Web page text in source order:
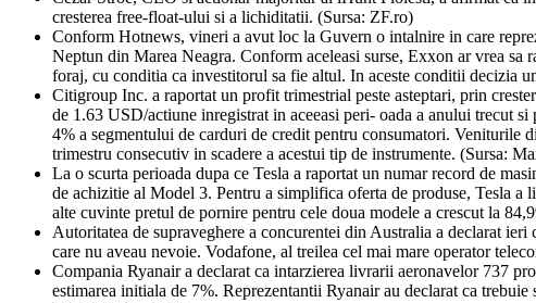
cresterea free-float-ului si a lichiditatii. (Sursa: ZF.ro)
Conform Hotnews, vineri a avut loc la Guvern o intalnire in care
Neptun din Marea Neagra. Conform aceleasi surse, Exxon ar vrea sa
foraj, cu conditia ca investitorul sa fie altul. In aceste conditii decizia
Citigroup Inc. a raportat un profit trimestrial peste asteptari, prin
de 1.63 USD/actiune inregistrat in aceeasi peri- oada a anului trecut
4% a segmentului de carduri de credit pentru consumatori. Veniturile
trimestru consecutiv in scadere a acestui tip de instrumente. (Sursa:
La o scurta perioada dupa ce Tesla a raportat un numar record de
de achizitie al Model 3. Pentru a simplifica oferta de produse, Tesla
alte cuvinte pretul de pornire pentru cele doua modele a crescut la
Autoritatea de supraveghere a concurentei din Australia a declarat
care nu aveau nevoie. Vodafone, al treilea cel mai mare operator
Compania Ryanair a declarat ca intarzierea livrarii aeronavelor 737
estimarea initiala de 7%. Reprezentantii Ryanair au declarat ca